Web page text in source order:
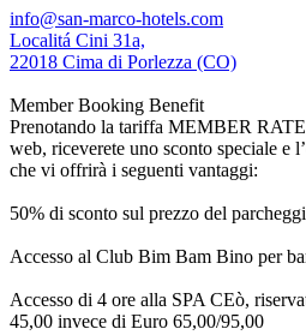
info@san-marco-hotels.com
Localitá Cini 31a,
22018 Cima di Porlezza (CO)
Member Booking Benefit
Prenotando la tariffa MEMBER
web, riceverete uno sconto speciale e
che vi offrirà i seguenti vantaggi:
50% di sconto sul prezzo del
Accesso al Club Bim Bam Bino per
Accesso di 4 ore alla SPA CEò,
45,00 invece di Euro 65,00/95,00